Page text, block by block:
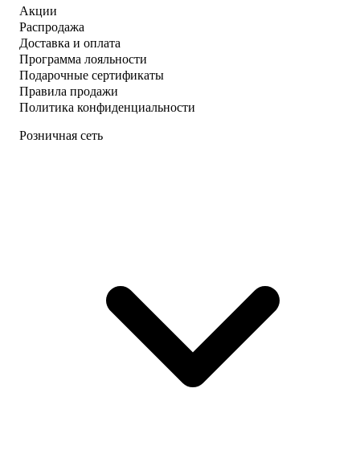
Акции
Распродажа
Доставка и оплата
Программа лояльности
Подарочные сертификаты
Правила продажи
Политика конфиденциальности
Розничная сеть